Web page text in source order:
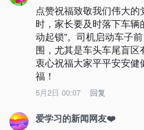
点赞祝福致敬我们伟大
时，家长要及时落下车辆
动起锁”。司机启动车子
围，尤其是车头车尾盲区
衷心祝福大家平平安安
福！
5月2日 00:07 回复
爱学习的新闻网友❤️